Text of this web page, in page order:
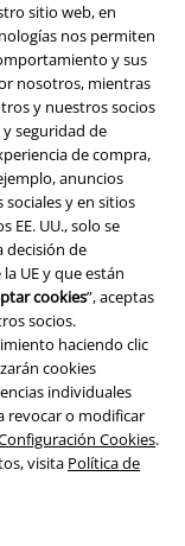
sitio web, en
nos permiten
y sus
nosotros, mientras
y nuestros socios
seguridad de
de compra,
anuncios
y en sitios
EE. UU., solo se
decisión de
UE y que están
cookies”, aceptas
socios.
haciendo clic
cookies
individuales
revocar o modificar
Cookies.
visita Política de